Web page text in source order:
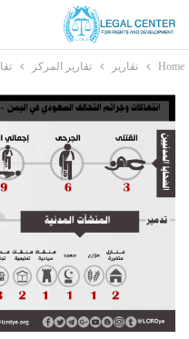
Home تقارير تقارير المركز